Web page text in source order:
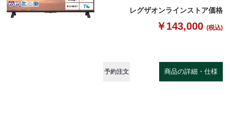
レグザオンラインストア価格
￥143,000 (税込)
予約注文 商品の詳細・仕様